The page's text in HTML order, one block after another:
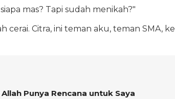
mas? Tapi sudah menikah?"
cerai. Citra, ini teman aku, teman SMA, ke
Punya Rencana untuk Saya